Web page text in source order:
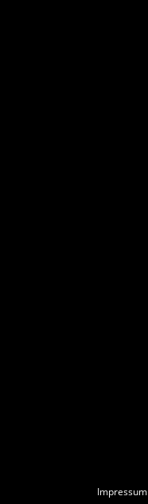
Impressum